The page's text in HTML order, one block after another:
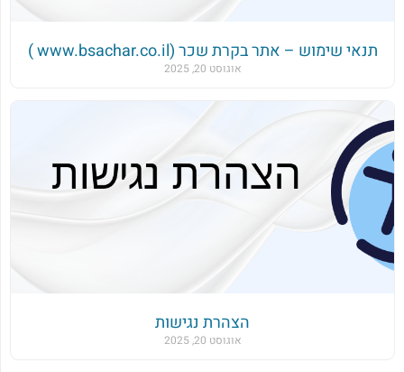
תנאי שימוש – אתר בקרת שכר (www.bsachar.co.il )
אוגוסט 20, 2025
הצהרת נגישות
אוגוסט 20, 2025